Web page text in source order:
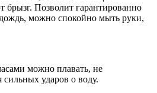
брызг. Позволит гарантированно
можно спокойно мыть руки,
можно плавать, не
сильных ударов о воду.